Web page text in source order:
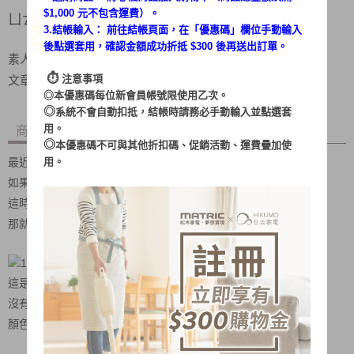
ㄩㄊ吃不停／體驗HKM-VC0430
素人體驗：
文章出處：https://reurl.cc/ZbyGk6
商品內容
最近因為剛搬家，非常需要大掃除，
如果只有掃把會掃到天荒地老，
這時有一把超給力的神隊友很重要，
那就是我們的「吸塵器」！
這是來自日云的兩用式氣旋吸塵器，
沒有過於複雜的配件與操作，非常好上手，
顏色的溫柔的泰奶色，感覺非常文青呢。
$1,000 元不包含運費）。
3.結帳輸入： 前往結帳頁面，在「 優惠碼 」欄位手動輸入
後點選套用，確認金額成功折抵 $300 後再送出訂單。
⏱︎ 注意事項
◎本優惠碼每位新會員帳號限使用乙次。
◎系統不會自動扣抵，結帳時請務必手動輸入並點選套
用。
◎本優惠碼不可與其他折扣碼、促銷活動、運費疊加使
用。